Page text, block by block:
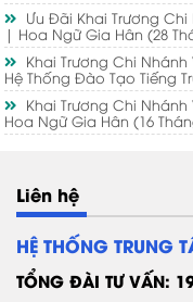
Ưu Đãi Khai Trương Chi
| Hoa Ngữ Gia Hân(28
Khai Trương Chi
Hệ Thống Đào Tạo Tiếng
Khai Trương Chi Nhánh
Hoa Ngữ Gia Hân(16
Liên hệ
HỆ THỐNG TRUNG
TỔNG ĐÀI TƯ VẤN: